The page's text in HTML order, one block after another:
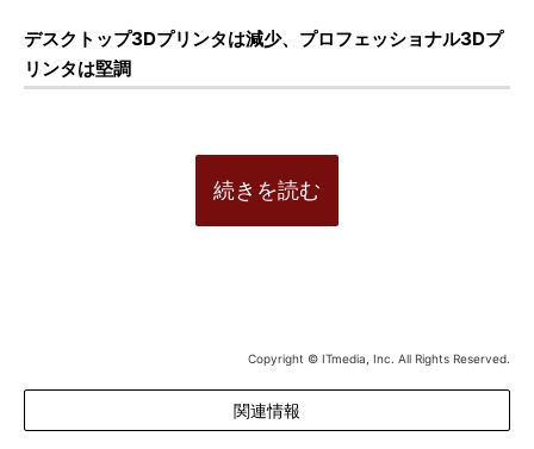
デスクトップ3Dプリンタは減少、プロフェッショナル3Dプ
リンタは堅調
続きを読む
Copyright © ITmedia, Inc. All Rights Reserved.
関連情報